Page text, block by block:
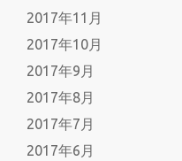
2017年11月
2017年10月
2017年9月
2017年8月
2017年7月
2017年6月